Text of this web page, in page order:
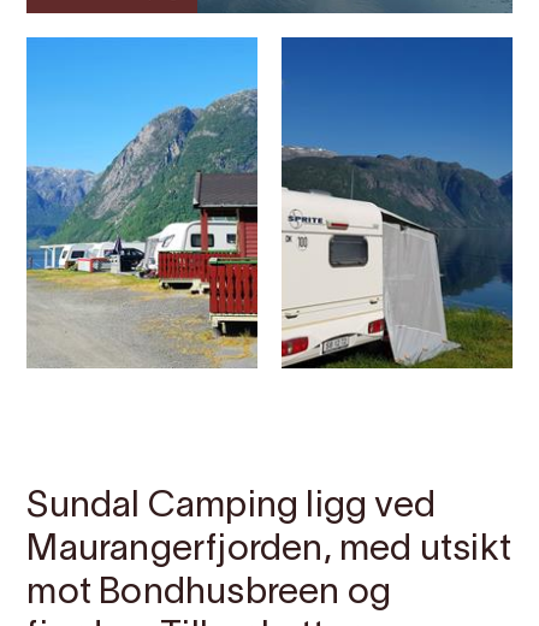
Sundal Camping ligg ved
Maurangerfjorden, med utsikt
mot Bondhusbreen og